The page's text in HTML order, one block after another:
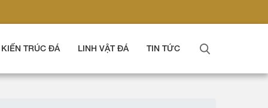
KIẾN TRÚC ĐÁ LINH VẬT ĐÁ TIN TỨC